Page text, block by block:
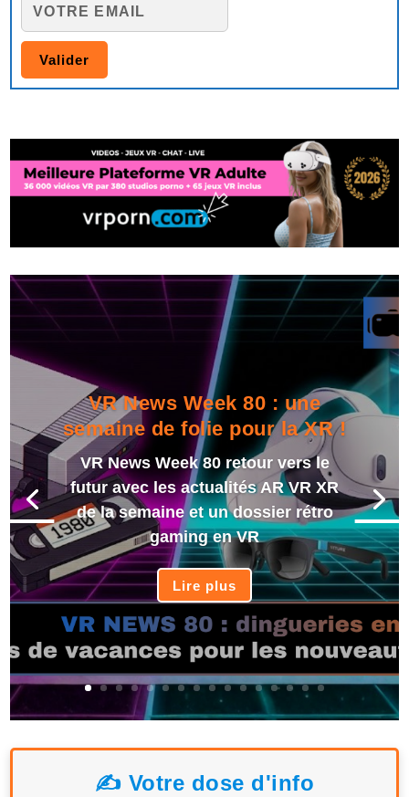
VR News Week 80 : une
semaine de folie pour la XR !
VR News Week 80 retour vers le
futur avec les actualités AR VR XR
de la semaine et un dossier rétro
gaming en VR
Lire plus
✍️ Votre dose d'info